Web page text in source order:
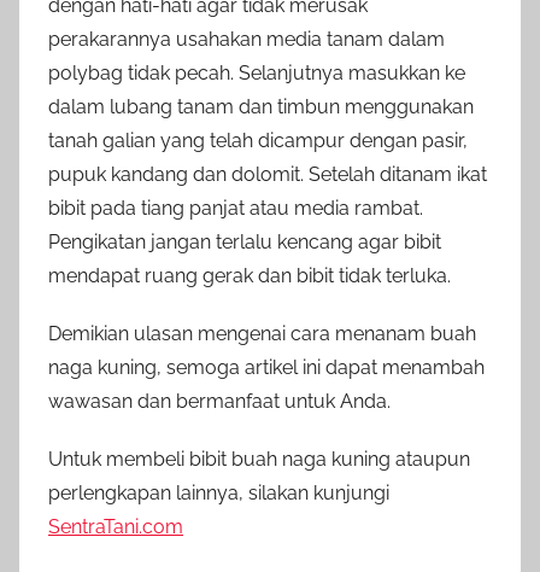
dengan hati-hati agar tidak merusak
perakarannya usahakan media tanam dalam
polybag tidak pecah. Selanjutnya masukkan ke
dalam lubang tanam dan timbun menggunakan
tanah galian yang telah dicampur dengan pasir,
pupuk kandang dan dolomit. Setelah ditanam ikat
bibit pada tiang panjat atau media rambat.
Pengikatan jangan terlalu kencang agar bibit
mendapat ruang gerak dan bibit tidak terluka.
Demikian ulasan mengenai cara menanam buah
naga kuning, semoga artikel ini dapat menambah
wawasan dan bermanfaat untuk Anda.
Untuk membeli bibit buah naga kuning ataupun
perlengkapan lainnya, silakan kunjungi
SentraTani.com